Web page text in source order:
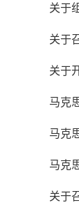
关于
关于
关于
马克
马克
马克
关于